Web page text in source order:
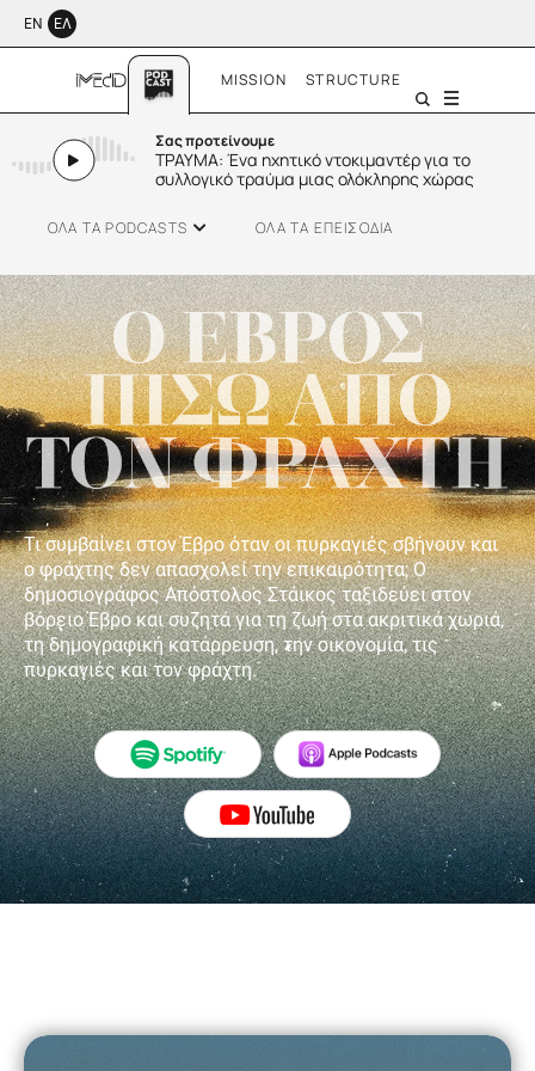
ΕΝ ΕΛ
MISSION STRUCTURE
Σας προτείνουμε
ΤΡΑΥΜΑ: Ένα ηχητικό ντοκιμαντέρ για το
συλλογικό τραύμα μιας ολόκληρης χώρας
ΟΛΑ ΤΑ PODCASTS ΟΛΑ ΤΑ ΕΠΕΙΣΟΔΙΑ
SMALL TALK
Bipolar Opposites
Menu
Τι συμβαίνει στον Έβρο όταν οι πυρκαγιές σβήνουν και
ο φράχτης δεν απασχολεί την επικαιρότητα; Ο
δημοσιογράφος Απόστολος Στάικος ταξιδεύει στον
βόρειο Έβρο και συζητά για τη ζωή στα ακριτικά χωριά,
τη δημογραφική κατάρρευση, την οικονομία, τις
πυρκαγιές και τον φράχτη.